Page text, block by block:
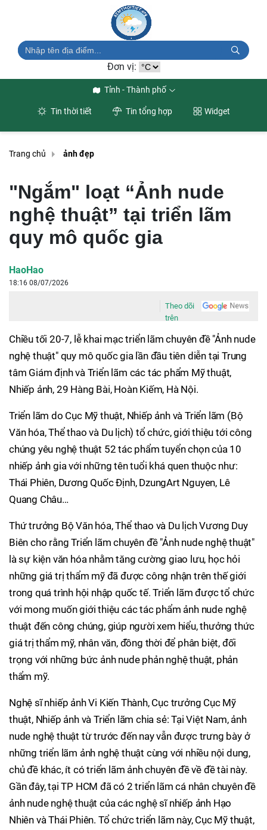
Đơn vị:
Tỉnh - Thành phố
Tin thời tiết Tin tổng hợp Widget
Trang chủ ảnh đẹp
"Ngắm" loạt “Ảnh nude
nghệ thuật” tại triển lãm
quy mô quốc gia
HaoHao
18:16 08/07/2026
Theo dõi
trên
Chiều tối 20-7, lễ khai mạc triển lãm chuyên đề "Ảnh nude
nghệ thuật" quy mô quốc gia lần đầu tiên diễn tại Trung
tâm Giám định và Triển lãm các tác phẩm Mỹ thuật,
Nhiếp ảnh, 29 Hàng Bài, Hoàn Kiếm, Hà Nội.
Triển lãm do Cục Mỹ thuật, Nhiếp ảnh và Triển lãm (Bộ
Văn hóa, Thể thao và Du lịch) tổ chức, giới thiệu tới công
chúng yêu nghệ thuật 52 tác phẩm tuyển chọn của 10
nhiếp ảnh gia với những tên tuổi khá quen thuộc như:
Thái Phiên, Dương Quốc Định, DzungArt Nguyen, Lê
Quang Châu…
Thứ trưởng Bộ Văn hóa, Thể thao và Du lịch Vương Duy
Biên cho rằng Triển lãm chuyên đề "Ảnh nude nghệ thuật"
là sự kiện văn hóa nhằm tăng cường giao lưu, học hỏi
những giá trị thẩm mỹ đã được công nhận trên thế giới
trong quá trình hội nhập quốc tế. Triển lãm được tổ chức
với mong muốn giới thiệu các tác phẩm ảnh nude nghệ
thuật đến công chúng, giúp người xem hiểu, thưởng thức
giá trị thẩm mỹ, nhân văn, đồng thời để phân biệt, đối
trọng với những bức ảnh nude phản nghệ thuật, phản
thẩm mỹ.
Nghệ sĩ nhiếp ảnh Vi Kiến Thành, Cục trưởng Cục Mỹ
thuật, Nhiếp ảnh và Triển lãm chia sẻ: Tại Việt Nam, ảnh
nude nghệ thuật từ trước đến nay vẫn được trưng bày ở
những triển lãm ảnh nghệ thuật cùng với nhiều nội dung,
chủ đề khác, ít có triển lãm ảnh chuyên đề về đề tài này.
Gần đây, tại TP HCM đã có 2 triển lãm cá nhân chuyên đề
ảnh nude nghệ thuật của các nghệ sĩ nhiếp ảnh Hạo
Nhiên và Thái Phiên. Tổ chức triển lãm này, Cục Mỹ thuật,